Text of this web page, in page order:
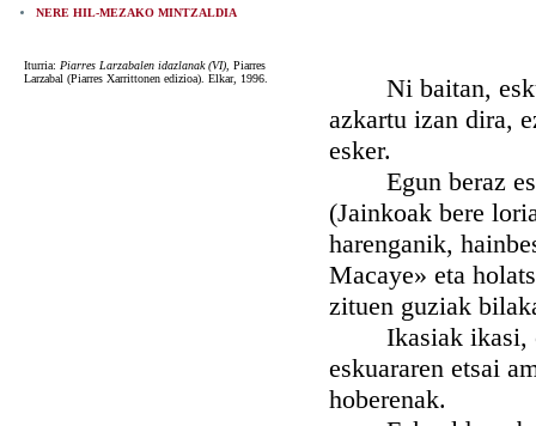
NERE HIL-MEZAKO MINTZALDIA
Iturria: Piarres Larzabalen idazlanak (VI), Piarres
Larzabal (Piarres Xarrittonen edizioa). Elkar, 1996.
Ni baitan,
azkartu izan dira,
esker.
Egun beraz
(Jainkoak bere
harenganik,
Macaye» eta
zituen guziak
Ikasiak ikasi,
eskuararen etsai
hoberenak.